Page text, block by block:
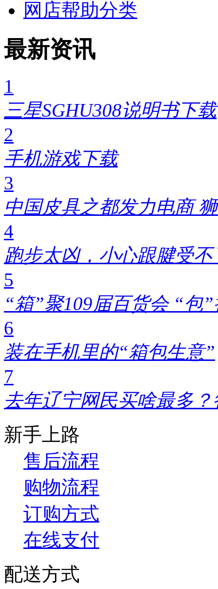
网店帮助分类
最新资讯
1
三星SGHU308说明书下载
2
手机游戏下载
3
中国皮具之都发力电商
4
跑步太凶，小心跟腱受
5
“箱”聚109届百货会 “包
6
装在手机里的“箱包生意”
7
去年辽宁网民买啥最多
新手上路
售后流程
购物流程
订购方式
在线支付
配送方式